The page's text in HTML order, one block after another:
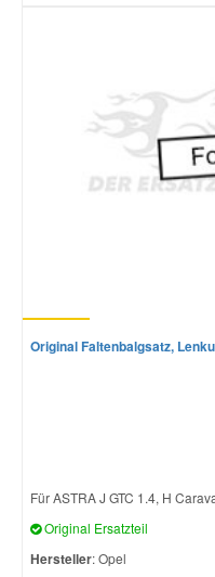
Original Faltenbalgsatz,
Für ASTRA J GTC 1.4, H
Original Ersatzteil
Hersteller: Opel